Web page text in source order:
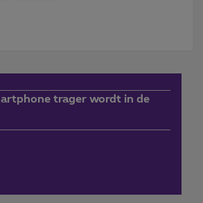
trager wordt in de